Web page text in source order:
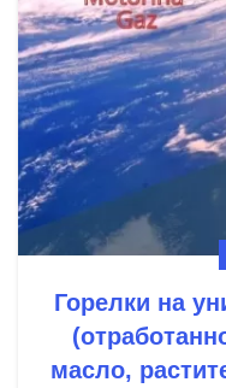
Горелки на
масло,